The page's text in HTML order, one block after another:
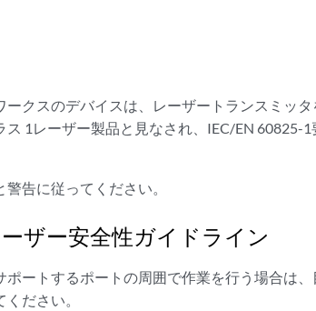
ークスのデバイスは、レーザートランスミッ
ス 1レーザー製品と見なされ、IEC/EN 60825-
告に従ってください。
ザー安全性ガイドライン
ポートするポートの周囲で作業を行う場合は
ださい。